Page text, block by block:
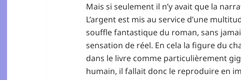
Mais si seulement il n’y avait que la
L’argent est mis au service d’une
souffle fantastique du roman, sans
sensation de réel. En cela la figure du
dans le livre comme particulièrement
humain, il fallait donc le reproduire en